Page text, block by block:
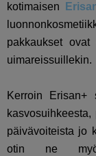
kotimaisen
pakkaukset
uimareissuillekin.
Kerroin
päivävoiteista jo
otin ne